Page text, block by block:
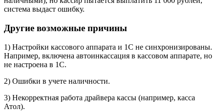
система выдаст ошибку.
Другие возможные причины
1) Настройки кассового аппарата и 1С не синхронизированы.
Например, включена автоинкассация в кассовом аппарате, но
не настроена в 1С.
2) Ошибки в учете наличности.
3) Некорректная работа драйвера кассы (например, касса
Атол).